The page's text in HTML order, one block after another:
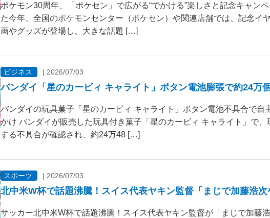
ポケモン30周年、「ポケセン」で広がる“でかける”楽しさと記念キャン
た今年、全国のポケモンセンター（ポケセン）や関連店舗では、記念イ
画やグッズが登場し、大きな話題 […]
ビジネス | 2026/07/03
バンダイ「星のカービィ キャライト」ボタン電池膨張で約24万
バンダイの玩具菓子「星のカービィ キャライト」ボタン電池不具合で
かけ バンダイが販売した玩具付き菓子「星のカービィ キャライト」で
する不具合が確認され、約24万48 […]
スポーツ | 2026/07/03
北中米W杯で話題沸騰！スイス代表ヤキン監督「まじで加藤浩
サッカー北中米W杯で話題沸騰！スイス代表ヤキン監督が「まじで加藤